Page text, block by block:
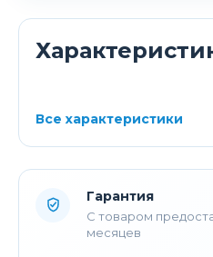
Все характеристики
Гарантия
С товаром
месяцев